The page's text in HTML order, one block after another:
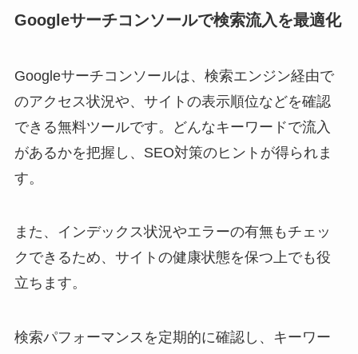
Googleサーチコンソールで検索流入を最適化
Googleサーチコンソールは、検索エンジン経由で
のアクセス状況や、サイトの表示順位などを確認
できる無料ツールです。どんなキーワードで流入
があるかを把握し、SEO対策のヒントが得られま
す。
また、インデックス状況やエラーの有無もチェッ
クできるため、サイトの健康状態を保つ上でも役
立ちます。
検索パフォーマンスを定期的に確認し、キーワー